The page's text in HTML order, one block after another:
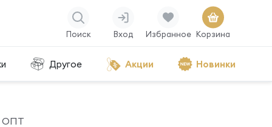
Поиск Вход Избранное Корзина
Другое Акции Новинки
ОПТ